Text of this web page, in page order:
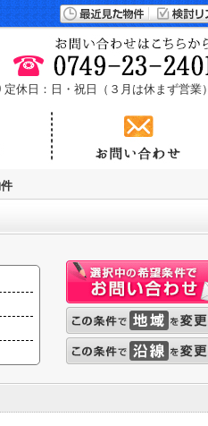
定休日：日・祝日（３月は休まず営業）